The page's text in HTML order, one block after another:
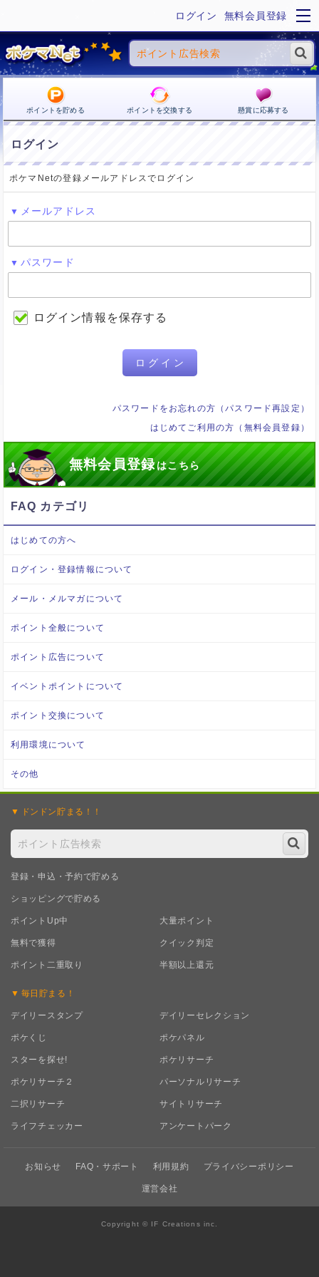
ログイン 無料会員登録
ポイントを貯める ポイントを交換する 懸賞に応募する
ログイン
ポケマNetの登録メールアドレスでログイン
メールアドレス
パスワード
ログイン情報を保存する
ログイン
パスワードをお忘れの方（パスワード再設定）
はじめてご利用の方（無料会員登録）
無料会員登録はこちら
FAQ カテゴリ
はじめての方へ
ログイン・登録情報について
メール・メルマガについて
ポイント全般について
ポイント広告について
イベントポイントについて
ポイント交換について
利用環境について
その他
ドンドン貯まる！！
登録・申込・予約で貯める
ショッピングで貯める
ポイントUp中 大量ポイント
無料で獲得 クイック判定
ポイント二重取り 半額以上還元
毎日 貯まる！
デイリースタンプ デイリーセレクション
ポケくじ ポケパネル
スターを探せ! ポケリサーチ
ポケリサーチ２ パーソナルリサーチ
二択リサーチ サイトリサーチ
ライフチェッカー アンケートパーク
お知らせ FAQ・サポート 利用規約 プライバシーポリシー
運営会社
Copyright © IF Creations inc.